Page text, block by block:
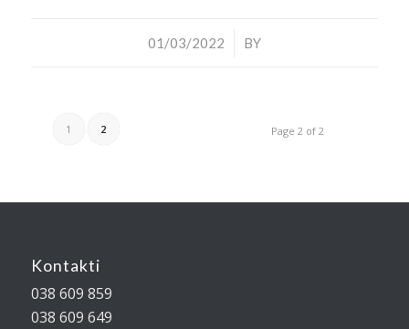
01/03/2022
/ BY
Page 2 of 2
1 2
Kontakti
038 609 859
038 609 649